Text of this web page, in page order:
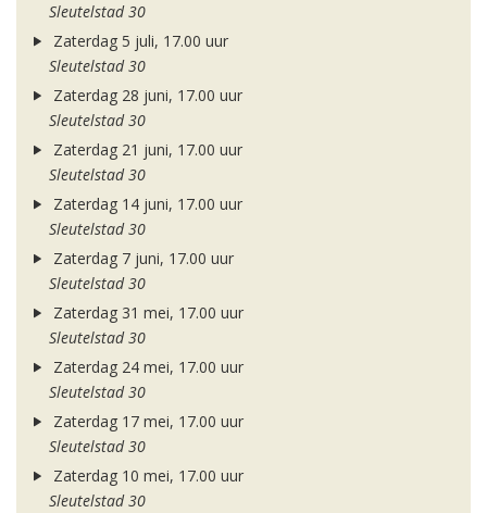
Sleutelstad 30
Zaterdag 5 juli, 17.00 uur
Sleutelstad 30
Zaterdag 28 juni, 17.00 uur
Sleutelstad 30
Zaterdag 21 juni, 17.00 uur
Sleutelstad 30
Zaterdag 14 juni, 17.00 uur
Sleutelstad 30
Zaterdag 7 juni, 17.00 uur
Sleutelstad 30
Zaterdag 31 mei, 17.00 uur
Sleutelstad 30
Zaterdag 24 mei, 17.00 uur
Sleutelstad 30
Zaterdag 17 mei, 17.00 uur
Sleutelstad 30
Zaterdag 10 mei, 17.00 uur
Sleutelstad 30